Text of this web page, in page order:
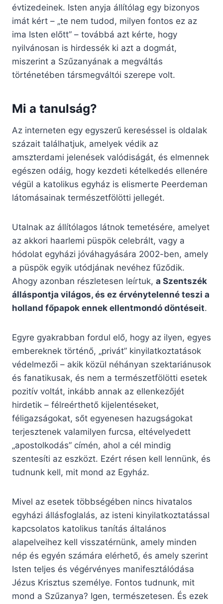
évtizedeinek. Isten anyja állítólag egy bizonyos
imát kért – „te nem tudod, milyen fontos ez az
ima Isten előtt” – továbbá azt kérte, hogy
nyilvánosan is hirdessék ki azt a dogmát,
miszerint a Szűzanyának a megváltás
történetében társmegváltói szerepe volt.
Mi a tanulság?
Az interneten egy egyszerű kereséssel is oldalak
százait találhatjuk, amelyek védik az
amszterdami jelenések valódiságát, és elmennek
egészen odáig, hogy kezdeti kételkedés ellenére
végül a katolikus egyház is elismerte Peerdeman
látomásainak természetfölötti jellegét.
Utalnak az állítólagos látnok temetésére, amelyet
az akkori haarlemi püspök celebrált, vagy a
hódolat egyházi jóváhagyására 2002-ben, amely
a püspök egyik utódjának nevéhez fűződik.
Ahogy azonban részletesen leírtuk, a Szentszék
álláspontja világos, és ez érvénytelenné teszi a
holland főpapok ennek ellentmondó döntéseit.
Egyre gyakrabban fordul elő, hogy az ilyen, egyes
embereknek történő, „privát” kinyilatkoztatások
védelmezői – akik közül néhányan szektariánusok
és fanatikusak, és nem a természetfölötti esetek
pozitív voltát, inkább annak az ellenkezőjét
hirdetik – félreérthető kijelentéseket,
féligazságokat, sőt egyenesen hazugságokat
terjesztenek valamilyen furcsa, eltévelyedett
„apostolkodás” címén, ahol a cél mindig
szentesíti az eszközt. Ezért résen kell lennünk, és
tudnunk kell, mit mond az Egyház.
Mivel az esetek többségében nincs hivatalos
egyházi állásfoglalás, az isteni kinyilatkoztatással
kapcsolatos katolikus tanítás általános
alapelveihez kell visszatérnünk, amely minden
nép és egyén számára elérhető, és amely szerint
Isten teljes és végérvényes manifesztálódása
Jézus Krisztus személye. Fontos tudnunk, mit
mond a Szűzanya? Igen, természetesen. És ezek